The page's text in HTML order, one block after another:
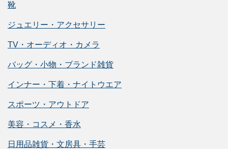
靴
ジュエリー・アクセサリー
TV・オーディオ・カメラ
バッグ・小物・ブランド雑貨
インナー・下着・ナイトウエア
スポーツ・アウトドア
美容・コスメ・香水
日用品雑貨・文房具・手芸